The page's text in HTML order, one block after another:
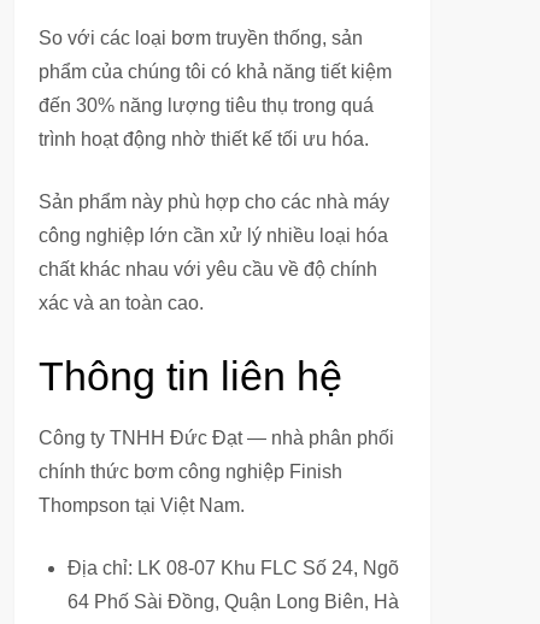
So với các loại bơm truyền thống, sản
phẩm của chúng tôi có khả năng tiết kiệm
đến 30% năng lượng tiêu thụ trong quá
trình hoạt động nhờ thiết kế tối ưu hóa.
Sản phẩm này phù hợp cho các nhà máy
công nghiệp lớn cần xử lý nhiều loại hóa
chất khác nhau với yêu cầu về độ chính
xác và an toàn cao.
Thông tin liên hệ
Công ty TNHH Đức Đạt — nhà phân phối
chính thức bơm công nghiệp Finish
Thompson tại Việt Nam.
Địa chỉ: LK 08-07 Khu FLC Số 24, Ngõ
64 Phố Sài Đồng, Quận Long Biên, Hà